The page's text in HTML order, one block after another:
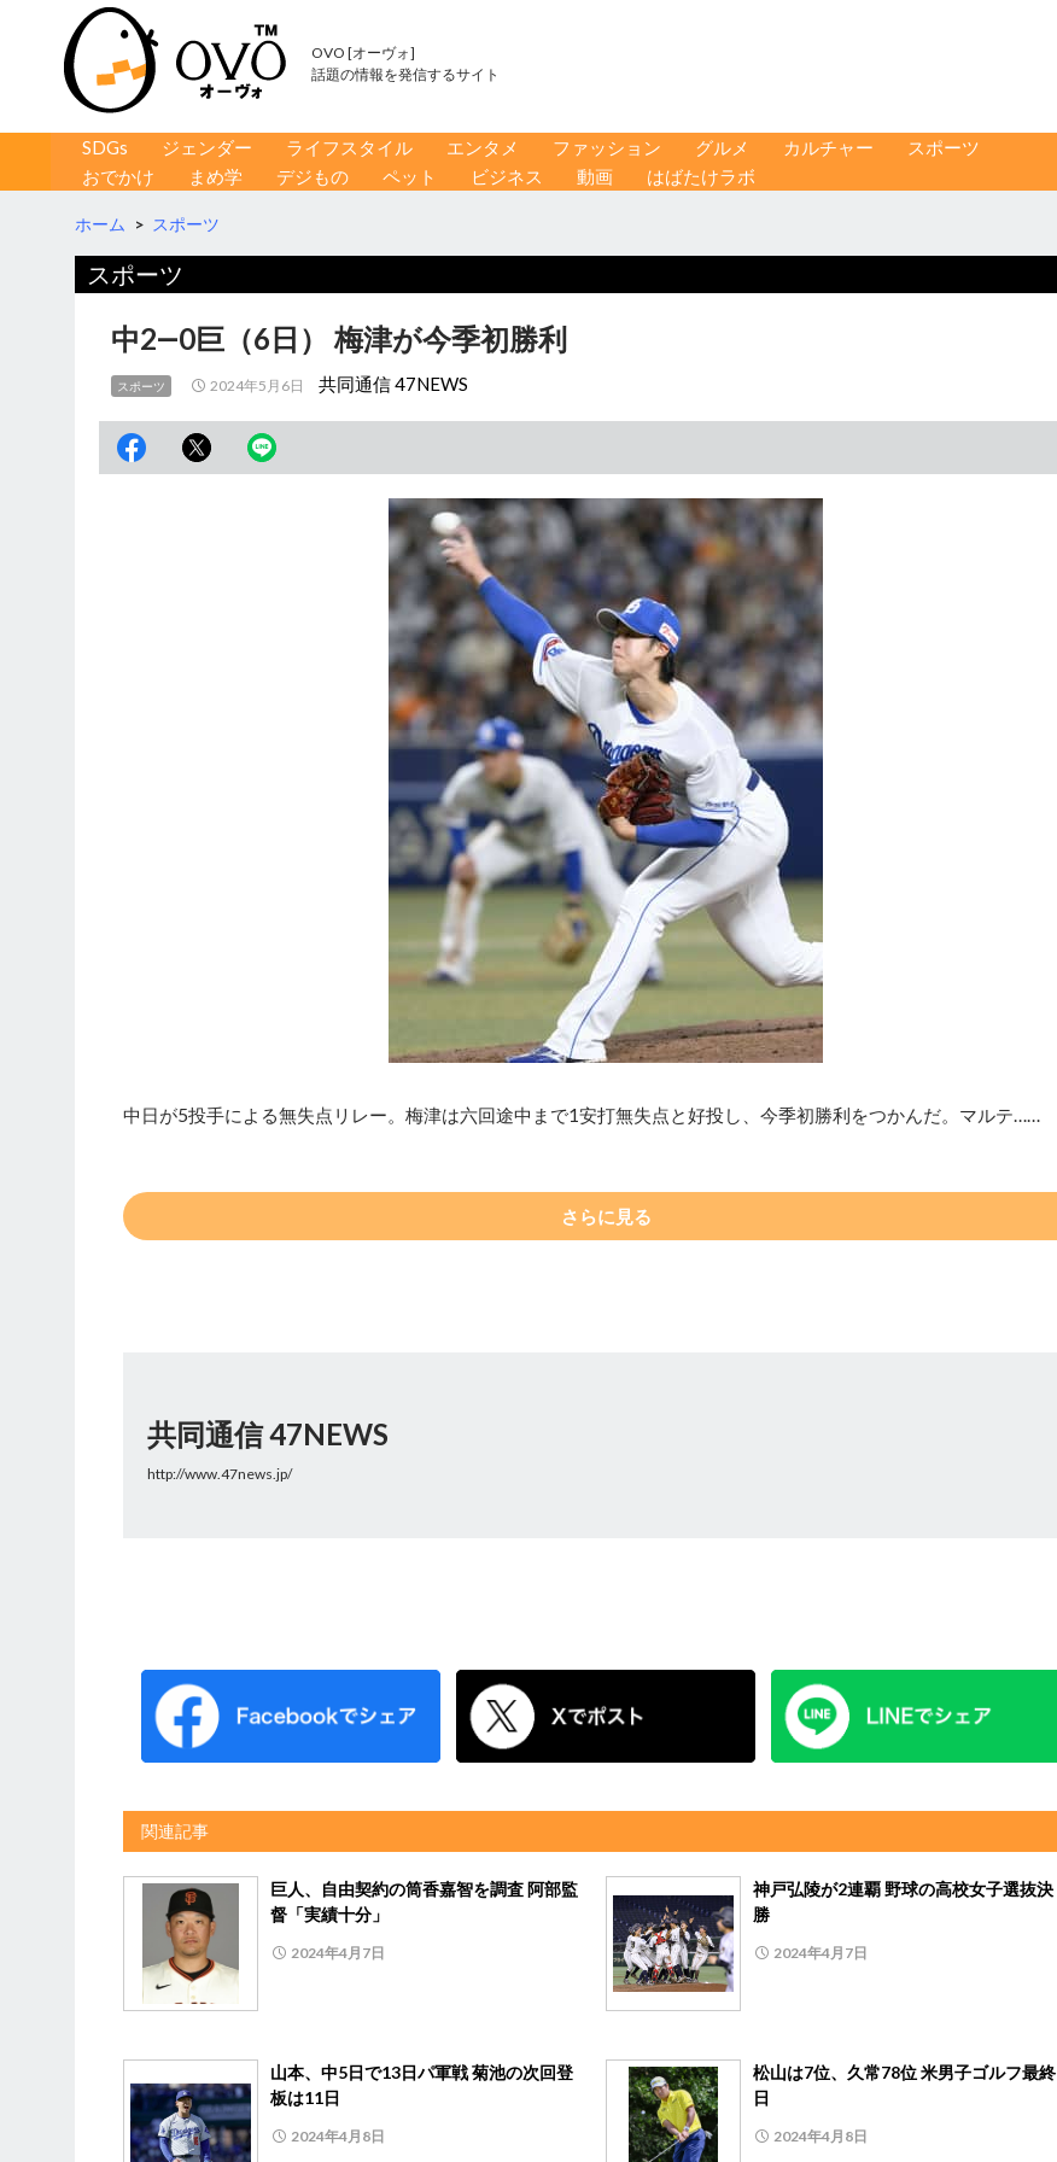
OVO [オーヴォ]
話題の情報を発信するサイト
コンテンツへ移動
SDGs ジェンダー ライフスタイル エンタメ ファッション グルメ カルチャー
スポーツ
おでかけ
まめ学 デジもの ペット ビジネス 動画 はばたけラボ
ホーム > スポーツ
スポーツ
中2―0巨（6日） 梅津が今季初勝利
スポーツ 2024年5月6日 共同通信 47NEWS
中日が5投手による無失点リレー。梅津は六回途中まで1安打無失点と好投し、今季初勝利をつかんだ。マルテ……
さらに見る
共同通信 47NEWS
http://www.47news.jp/
関連記事
巨人、自由契約の筒香嘉智を調査 阿部監
督「実績十分」
2024年4月7日
神戸弘陵が2連覇 野球の高校女子選抜決
勝
2024年4月7日
山本、中5日で13日パ軍戦 菊池の次回登
板は11日
2024年4月8日
松山は7位、久常78位 米男子ゴルフ最終
日
2024年4月8日